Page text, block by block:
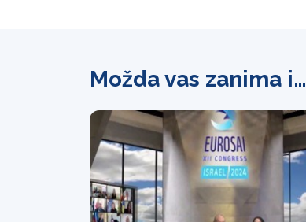
Možda vas zanima i…